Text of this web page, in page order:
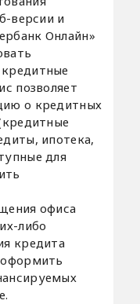
версии и
Онлайн»
позволяет
о кредитных
ипотека,
для
офиса
либо
кредита
оформить